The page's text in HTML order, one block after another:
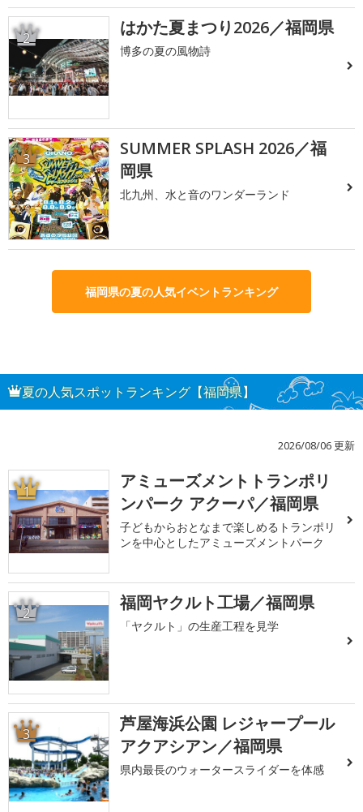
2 はかた夏まつり2026／福岡県
博多の夏の風物詩
3
SUMMER SPLASH 2026／福
岡県
北九州、水と音のワンダーランド
福岡県の夏の人気イベントランキング
夏の人気スポットランキング【福岡県】
2026/08/06 更新
1
アミューズメントトランポリ
ンパーク アクーパ／福岡県
子どもからおとなまで楽しめるトランポリ
ンを中心としたアミューズメントパーク
2 福岡ヤクルト工場／福岡県
「ヤクルト」の生産工程を見学
3
芦屋海浜公園 レジャープール
アクアシアン／福岡県
県内最長のウォータースライダーを体感